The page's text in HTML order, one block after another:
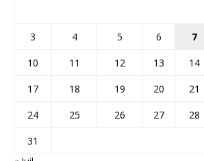
3
4 5 6 7
10
11 12 13 14
17
18 19 20 21
24
25 26 27 28
31